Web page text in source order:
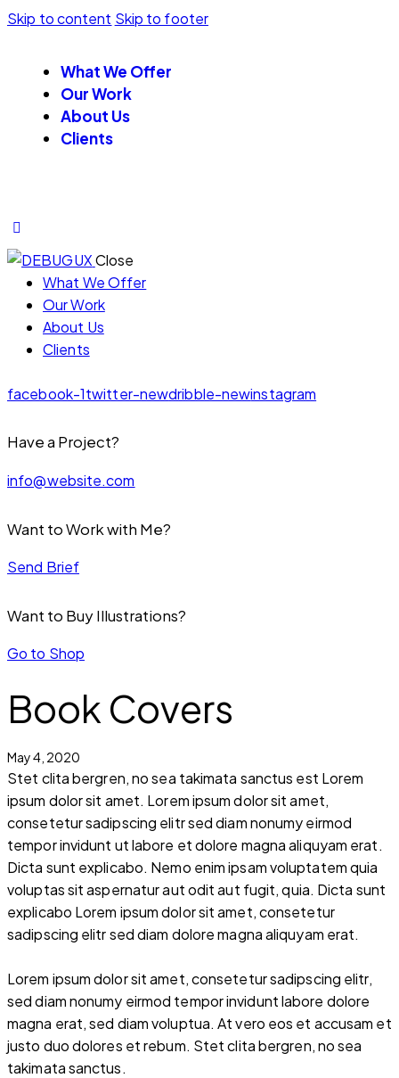
Skip to content Skip to footer
What We Offer
Our Work
About Us
Clients
Close
What We Offer
Our Work
About Us
Clients
facebook-1twitter-newdribble-newinstagram
Have a Project?
info@website.com
Want to Work with Me?
Send Brief
Want to Buy Illustrations?
Go to Shop
Book Covers
May 4, 2020
Stet clita bergren, no sea takimata sanctus est Lorem
ipsum dolor sit amet. Lorem ipsum dolor sit amet,
consetetur sadipscing elitr sed diam nonumy eirmod
tempor invidunt ut labore et dolore magna aliquyam erat.
Dicta sunt explicabo. Nemo enim ipsam voluptatem quia
voluptas sit aspernatur aut odit aut fugit, quia. Dicta sunt
explicabo Lorem ipsum dolor sit amet, consetetur
sadipscing elitr sed diam dolore magna aliquyam erat.
Lorem ipsum dolor sit amet, consetetur sadipscing elitr,
sed diam nonumy eirmod tempor invidunt labore dolore
magna erat, sed diam voluptua. At vero eos et accusam et
justo duo dolores et rebum. Stet clita bergren, no sea
takimata sanctus.